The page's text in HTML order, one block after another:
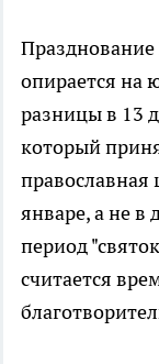
Празднование
опирается на
разницы в 13
который
православная
январе, а не в
период
считается